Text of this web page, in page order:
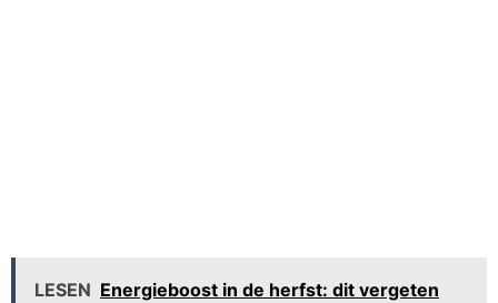
LESEN Energieboost in de herfst: dit vergeten